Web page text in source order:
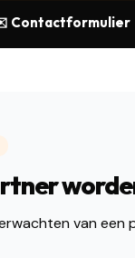
Contactformulier
van een